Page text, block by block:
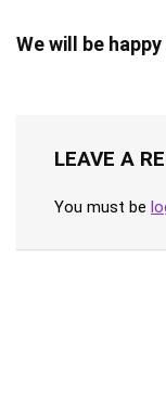
We will be
LEAVE A
You must be